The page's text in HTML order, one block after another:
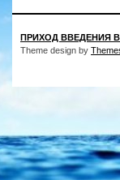
ПРИХОД ВВЕДЕНИЯ
Theme design by